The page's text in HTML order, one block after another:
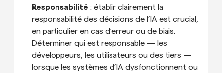
Responsabilité : établir clairement la
responsabilité des décisions de l’IA est crucial,
en particulier en cas d’erreur ou de biais.
Déterminer qui est responsable — les
développeurs, les utilisateurs ou des tiers —
lorsque les systèmes d’IA dysfonctionnent ou